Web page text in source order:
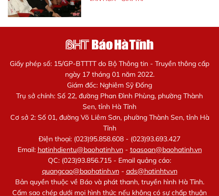
Giấy phép số: 15/GP-BTTTT do Bộ Thông tin - Truyền thông cấp
ngày 17 tháng 01 năm 2022.
Giám đốc: Nghiêm Sỹ Đống
Trụ sở chính: Số 22, đường Phan Đình Phùng, phường Thành
Sen, tỉnh Hà Tĩnh
Cơ sở 2: Số 01, đường Võ Liêm Sơn, phường Thành Sen, tỉnh Hà
Tĩnh
Điện thoại: (023)95.858.608 - (023)93.693.427
Email: hatinhdientu@baohatinh.vn- toasoan@baohatinh.vn
QC: (023)93.856.715 - Email quảng cáo:
quangcao@baohatinh.vn- ads@hatinhtv.vn
Bản quyền thuộc về Báo và phát thanh, truyền hình Hà Tĩnh.
Cấm sao chép dưới mọi hình thức nếu không có sự chấp thuận